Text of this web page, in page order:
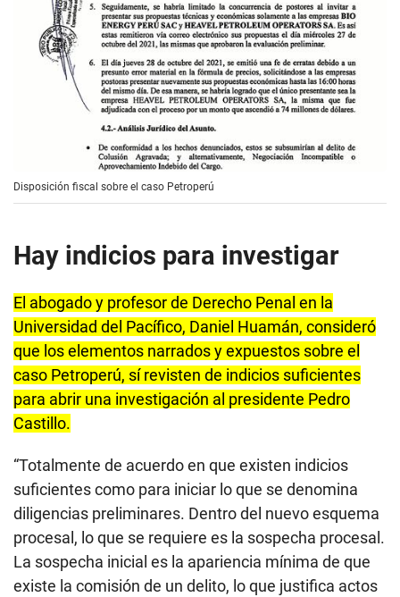
Disposición fiscal sobre el caso Petroperú
Hay indicios para investigar
El abogado y profesor de Derecho Penal en la
Universidad del Pacífico, Daniel Huamán, consideró
que los elementos narrados y expuestos sobre el
caso Petroperú, sí revisten de indicios suficientes
para abrir una investigación al presidente Pedro
Castillo.
“Totalmente de acuerdo en que existen indicios
suficientes como para iniciar lo que se denomina
diligencias preliminares. Dentro del nuevo esquema
procesal, lo que se requiere es la sospecha procesal.
La sospecha inicial es la apariencia mínima de que
existe la comisión de un delito, lo que justifica actos